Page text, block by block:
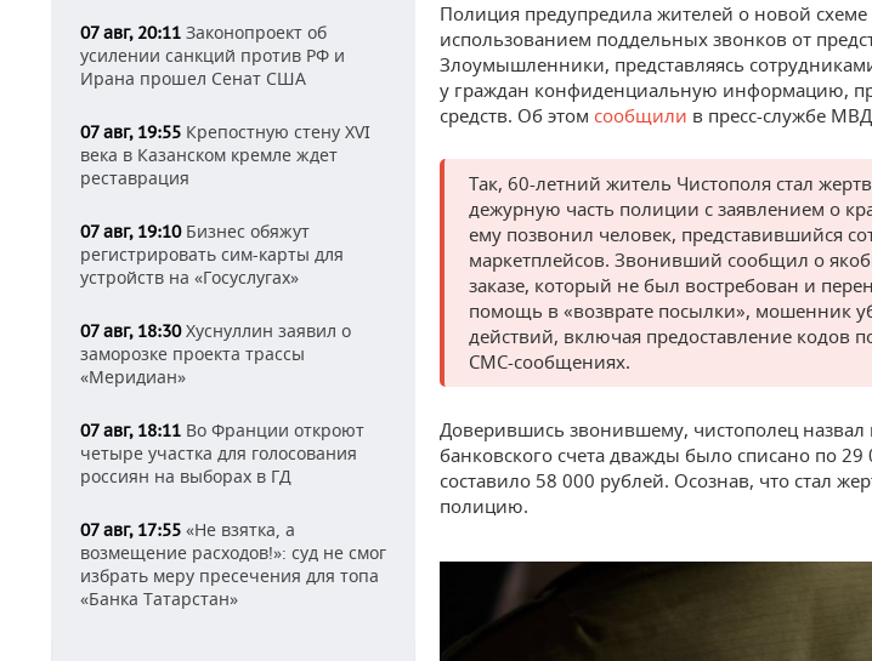
07 авг, 20:11 Законопроект об
усилении санкций против РФ и
Ирана прошел Сенат США
07 авг, 19:55 Крепостную стену XVI
века в Казанском кремле ждет
реставрация
07 авг, 19:10Бизнес обяжут
регистрировать сим-карты для
устройств на «Госуслугах»
07 авг, 18:30Хуснуллин заявил о
заморозке проекта трассы
«Меридиан»
07 авг, 18:11 Во Франции откроют
четыре участка для голосования
россиян на выборах в ГД
07 авг, 17:55 «Не взятка, а
возмещение расходов!»: суд не смог
избрать меру пресечения для топа
«Банка Татарстан»
Полиция предупредила жителей о новой
использованием поддельных звонков от
Злоумышленники, представляясь
у граждан конфиденциальную информацию,
средств. Об этом сообщили в пресс-службе
Так, 60-летний житель Чистополя стал
дежурную часть полиции с заявлением о
ему позвонил человек, представившийся
маркетплейсов. Звонивший сообщил о
заказе, который не был востребован и
помощь в «возврате посылки», мошенник
действий, включая предоставление кодов
СМС-сообщениях.
Доверившись звонившему, чистополец назвал
банковского счета дважды было списано по
составило 58 000 рублей. Осознав, что стал
полицию.